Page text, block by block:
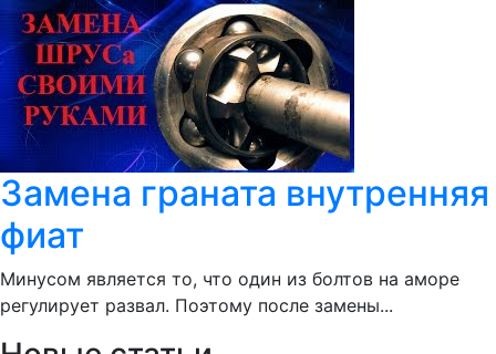
Замена граната внутренняя
фиат
Минусом является то, что один из болтов на аморе
регулирует развал. Поэтому после замены...